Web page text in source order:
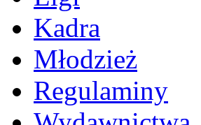
Kadra
Młodzież
Regulaminy